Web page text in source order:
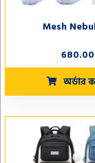
Mesh
680.00
অর্ডার